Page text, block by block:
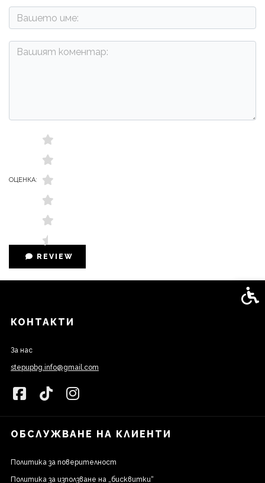
ОЦЕНКА:
REVIEW
КОНТАКТИ
За нас
stepupbg.info@gmail.com
ОБСЛУЖВАНЕ НА КЛИЕНТИ
Политика за поверителност
Политика за използване на „бисквитки“